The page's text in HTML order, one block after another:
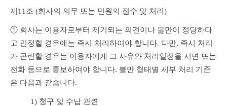
제11조 (회사의 의무 또는 민원의 접수 및 처리)
① 회사는 이용자로부터 제기되는 의견이나 불만이 정당하다
고 인정할 경우에는 즉시 처리하여야 합니다. 다만, 즉시 처리
가 곤란할 경우는 이용자에게 그 사유와 처리일정을 서면 또는
전화 등으로 통보하여야 합니다. 불만 형태별 세부 처리 기준
은 다음과 같습니다.
1) 청구 및 수납 관련